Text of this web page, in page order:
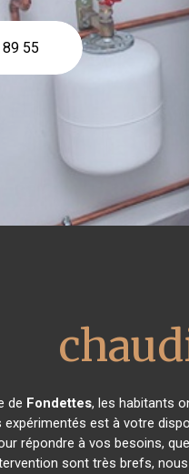
55
de Fondettes, les habitants
expérimentés est à votre
répondre à vos besoins,
sont très brefs,